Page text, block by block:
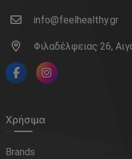
info@feelhealthy.gr
Φιλαδέλφειας 26,
Χρήσιμα
Brands